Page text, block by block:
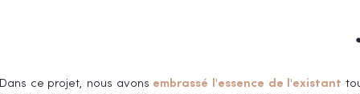
Dans ce projet, nous avons embrassé l'essence de l'existant